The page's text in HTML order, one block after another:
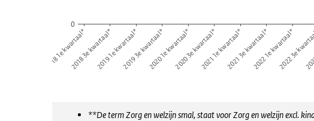
0
2018 1e kwartaal*2018 3e kwartaal*2019 1e kwartaal*2019 3e kwartaal*2020 1e kwartaal*2020 3e kwartaal*2021 1e kwartaal*2021 3e kwartaal*2022 1e kwartaal*
2022 3e
**De term Zorg en welzijn smal, staat voor Zorg en welzijn excl.